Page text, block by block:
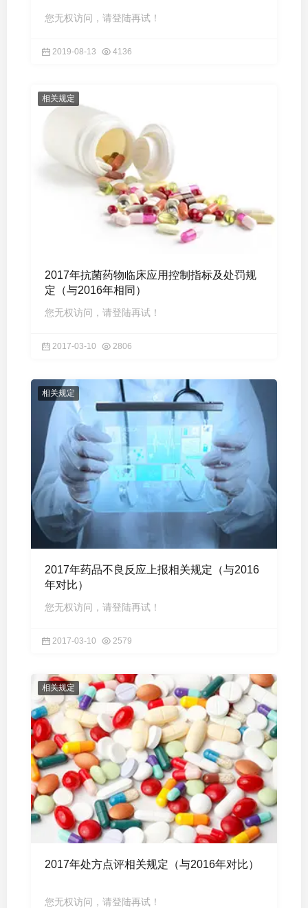
您无权访问，请登陆再试！
2019-08-13 4136
相关规定
2017年抗菌药物临床应用控制指标及处罚规
定（与2016年相同）
您无权访问，请登陆再试！
2017-03-10 2806
相关规定
2017年药品不良反应上报相关规定（与2016
年对比）
您无权访问，请登陆再试！
2017-03-10 2579
相关规定
2017年处方点评相关规定（与2016年对比）
您无权访问，请登陆再试！